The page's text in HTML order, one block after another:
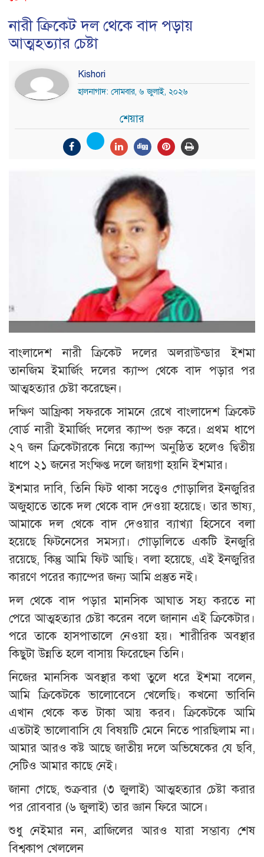
নারী ক্রিকেট দল থেকে বাদ পড়ায়
আত্মহত্যার চেষ্টা
Kishori
হালনাগাদ: সোমবার, ৬ জুলাই, ২০২৬
শেয়ার
বাংলাদেশ নারী ক্রিকেট দলের অলরাউন্ডার ইশমা
তানজিম ইমার্জিং দলের ক্যাম্প থেকে বাদ পড়ার পর
আত্মহত্যার চেষ্টা করেছেন।
দক্ষিণ আফ্রিকা সফরকে সামনে রেখে বাংলাদেশ ক্রিকেট
বোর্ড নারী ইমার্জিং দলের ক্যাম্প শুরু করে। প্রথম ধাপে
২৭ জন ক্রিকেটারকে নিয়ে ক্যাম্প অনুষ্ঠিত হলেও দ্বিতীয়
ধাপে ২১ জনের সংক্ষিপ্ত দলে জায়গা হয়নি ইশমার।
ইশমার দাবি, তিনি ফিট থাকা সত্ত্বেও গোড়ালির ইনজুরির
অজুহাতে তাকে দল থেকে বাদ দেওয়া হয়েছে। তার ভাষ্য,
আমাকে দল থেকে বাদ দেওয়ার ব্যাখ্যা হিসেবে বলা
হয়েছে ফিটনেসের সমস্যা। গোড়ালিতে একটি ইনজুরি
রয়েছে, কিন্তু আমি ফিট আছি। বলা হয়েছে, এই ইনজুরির
কারণে পরের ক্যাম্পের জন্য আমি প্রস্তুত নই।
দল থেকে বাদ পড়ার মানসিক আঘাত সহ্য করতে না
পেরে আত্মহত্যার চেষ্টা করেন বলে জানান এই ক্রিকেটার।
পরে তাকে হাসপাতালে নেওয়া হয়। শারীরিক অবস্থার
কিছুটা উন্নতি হলে বাসায় ফিরেছেন তিনি।
নিজের মানসিক অবস্থার কথা তুলে ধরে ইশমা বলেন,
আমি ক্রিকেটকে ভালোবেসে খেলেছি। কখনো ভাবিনি
এখান থেকে কত টাকা আয় করব। ক্রিকেটকে আমি
এতটাই ভালোবাসি যে বিষয়টি মেনে নিতে পারছিলাম না।
আমার আরও কষ্ট আছে জাতীয় দলে অভিষেকের যে ছবি,
সেটিও আমার কাছে নেই।
জানা গেছে, শুক্রবার (৩ জুলাই) আত্মহত্যার চেষ্টা করার
পর রোববার (৬ জুলাই) তার জ্ঞান ফিরে আসে।
শুধু নেইমার নন, ব্রাজিলের আরও যারা সম্ভাব্য শেষ
বিশ্বকাপ খেললেন